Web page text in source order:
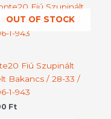
OUT OF STOCK
Fiú Szupinált
Bakancs / 28-33 /
1-943
Ft
Ennek
A